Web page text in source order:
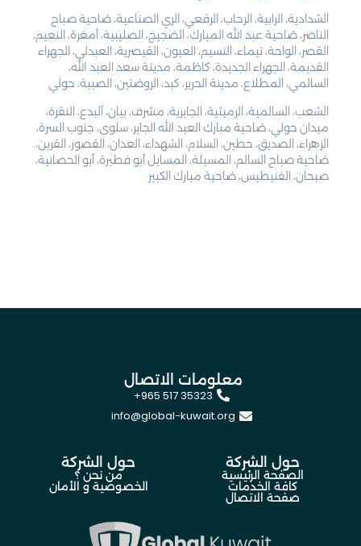
الشدادية، الرابية، الرحاب، الرقعي، الري الصناعية، ضاحية صباح
الناصر، ضاحية عبد الله المبارك، الضجيج، الصليبية، أمغرة، النعيم،
القصر، الواحة، تيماء، النسيم، العيون، القيصرية، العبدلي، الجهراء
القديمة، الجهراء الجديدة، كاظمة، مدينة سعد العبد الله،
السالمي، المطلاع، مدينة الحرير، كبد، الروضتين، الصبية، حولي
الشعب، السالمية، الرميثية، الجابرية، مشرف، بيان، آلبدع، النقرة،
ميدان حولي، ضاحية مبارك العبد الله الجابر، سلوى، جنوب السرة،
الزهراء، الصديق، حطين، السلام، الشهداء، العدان، القصور، القرين،
ضاحية صباح السالم، المسيلة، المسايل أبو فطيرة، أبو الحصانية،
صبحان، الفنيطيس، ضاحية مبارك الكبير
معلومات الاتصال
+965 517 35323
info@global-kuwait.org
حول الشركة
الصفحة الرئيسية
كافة الخدمات
صفحة الاتصال
حول الشركة
من نحن ؟
الخصوصية و الأمان